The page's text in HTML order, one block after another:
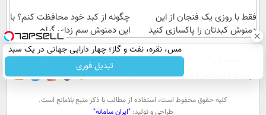
۱۴۰۴
فقط با روزی یک فنجان از این
دمنوش کبدتان را پاکسازی کنید
چگونه از کبد خود محافظت کنم؟ با
این دمنوش سم زدای گیاهی
مس، نقره، نفت و گاز؛ چهار دارایی جهانی در یک سبد
تبدیل فوری
عصر ایران۲ تماس با ما
آب و هوا اوقات شرعی سواد زندگی
كليه حقوق محفوظ است، استفاده از مطالب با ذكر منبع بلامانع است.
طراحی و تولید:"ایران سامانه"